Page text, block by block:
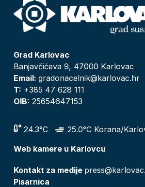
Grad Karlovac
Banjavčićeva 9, 47000 Karlovac
Email: gradonacelnik@karlovac.hr
T: +385 47 628 111
OIB: 25654647153
24.3°C
25.0°C Korana/
Web kamere u Karlovcu
Kontakt za medije
Pisarnica